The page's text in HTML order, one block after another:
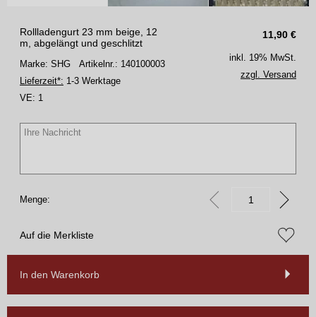
11,90 €
Rollladengurt 23 mm beige, 12
m, abgelängt und geschlitzt
Marke: SHG Artikelnr.: 140100003
Lieferzeit*: 1-3 Werktage
VE: 1
inkl. 19% MwSt.
zzgl. Versand
Menge:
Auf die Merkliste
In den Warenkorb